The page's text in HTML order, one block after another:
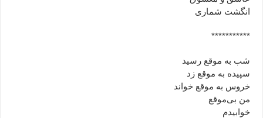
انگشت شماری
***********
شب به موقع رسید
سپیده به موقع زد
خروس به موقع خواند
من بی‌موقع
خوابیدم